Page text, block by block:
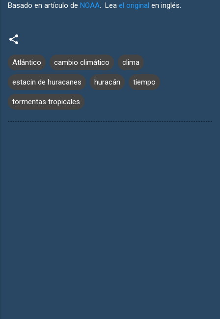
Basado en artículo de NOAA . Lea el original en inglés.
Atlántico cambio climático clima
estacin de huracanes huracán tiempo
tormentas tropicales